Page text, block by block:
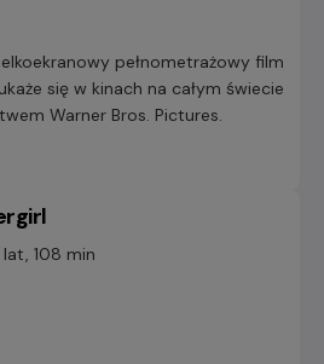
pełnometrażowy film
się w kinach na całym świecie
Warner Bros. Pictures.
lat, 108 min